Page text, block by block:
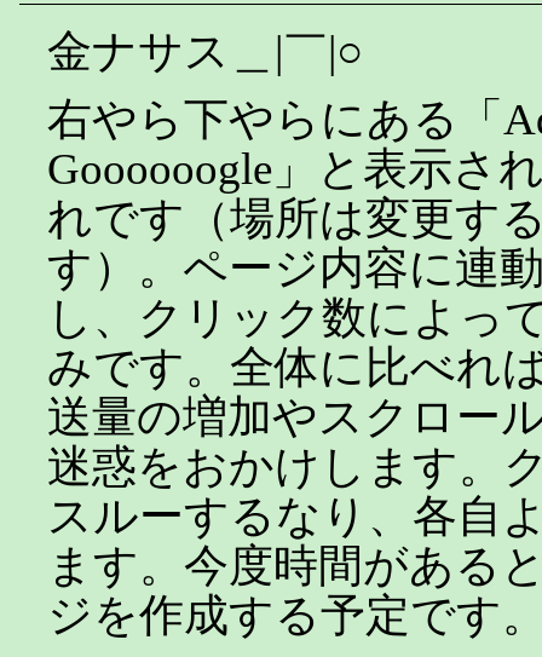
金ナサス＿|￣|○
右やら下やらにある「
Goooooogle」と表示さ
れです（場所は変更す
す）。ページ内容に連
し、クリック数によっ
みです。全体に比べれ
送量の増加やスクロー
迷惑をおかけします。
スルーするなり、各自
ます。今度時間がある
ジを作成する予定です